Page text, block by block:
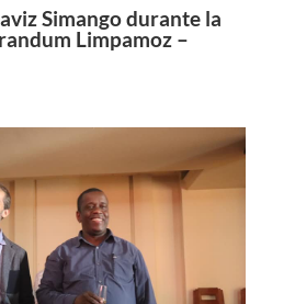
Simango durante la
Limpamoz –